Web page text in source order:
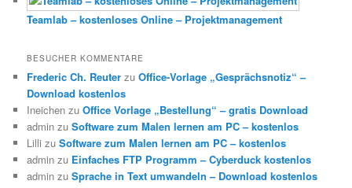
Teamlab – kostenloses Online – Projektmanagement
BESUCHER KOMMENTARE
Frederic Ch. Reuter zuOffice-Vorlage „Gesprächsnotiz“ –
Download kostenlos
Ineichen zuOffice Vorlage „Bestellung“ – gratis Download
admin zuSoftware zum Malen lernen am PC – kostenlos
Lilli zuSoftware zum Malen lernen am PC – kostenlos
admin zu Einfaches FTP Programm – Cyberduck kostenlos
admin zuSprache in Text umwandeln – Download kostenlos